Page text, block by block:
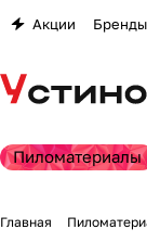
Акции Бренды
Пиломатериалы
Главная